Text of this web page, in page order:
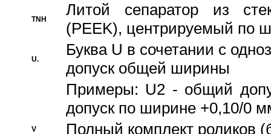
TNH
Литой сепаратор из
(PEEK), центрируемый по
U.
Буква U в сочетании с
допуск общей ширины
Примеры: U2 - общий
допуск по ширине +0,10/0
V Полный комплект роликов